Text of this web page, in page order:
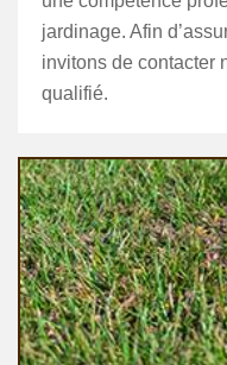
jardinage. Afin
invitons de contacter
qualifié.